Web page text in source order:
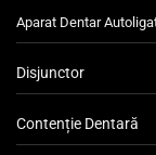
Aparat Dentar
Disjunctor
Contenție Dentară